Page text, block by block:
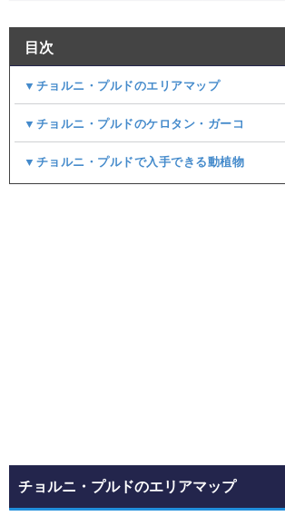
目次
▼チョルニ・プルドのエリアマップ
▼チョルニ・プルドのケロタン・ガーコ
▼チョルニ・プルドで入手できる動植物
チョルニ・プルドのエリアマップ